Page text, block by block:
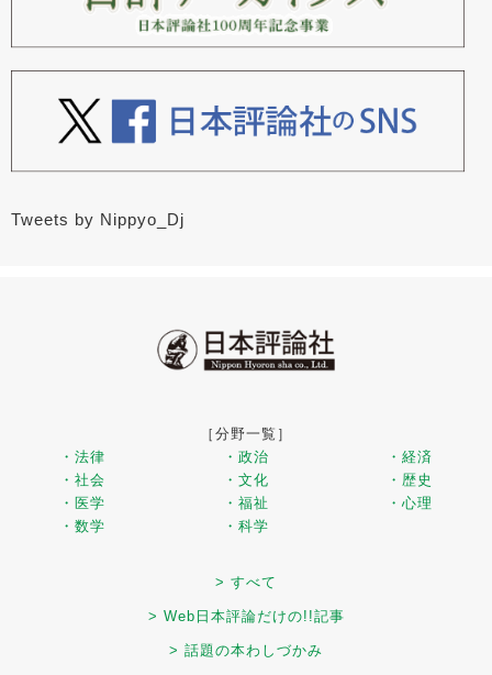
Tweets by Nippyo_Dj
［分野一覧］
・法律
・政治
・経済
・社会
・文化
・歴史
・医学
・福祉
・心理
・数学
・科学
> すべて
> Web日本評論だけの!!記事
> 話題の本わしづかみ